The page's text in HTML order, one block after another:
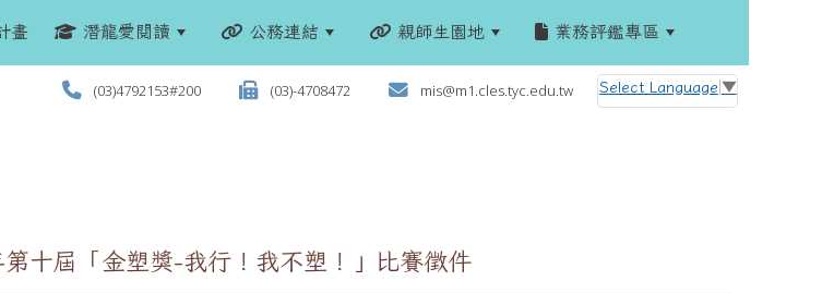
畫 潛龍愛閱讀 公務連結 親師生園地 業務評鑑專區
(03)4792153#200 (03)-4708472 mis@m1.cles.tyc.edu.tw Select Language ▼
十屆「金塑獎-我行！我不塑！」比賽徵件